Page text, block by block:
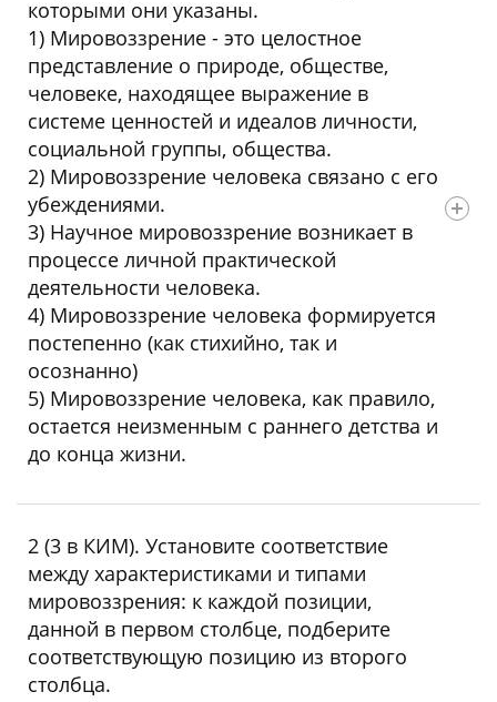
которыми они указаны.
1) Мировоззрение - это целостное
представление о природе, обществе,
человеке, находящее выражение в
системе ценностей и идеалов личности,
социальной группы, общества.
2) Мировоззрение человека связано с его
убеждениями.
3) Научное мировоззрение возникает в
процессе личной практической
деятельности человека.
4) Мировоззрение человека формируется
постепенно (как стихийно, так и
осознанно)
5) Мировоззрение человека, как правило,
остается неизменным с раннего детства и
до конца жизни.
Ответ: 124
2 (3 в КИМ). Установите соответствие
между характеристиками и типами
мировоззрения: к каждой позиции,
данной в первом столбце, подберите
соответствующую позицию из второго
столбца.